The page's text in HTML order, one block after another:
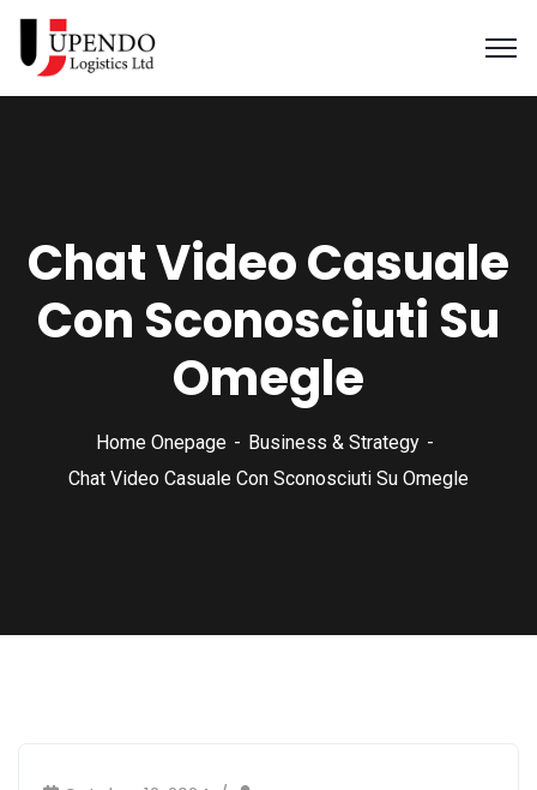
Chat Video Casuale
Con Sconosciuti Su
Omegle
Home Onepage
Business & Strategy
Chat Video Casuale Con Sconosciuti Su Omegle